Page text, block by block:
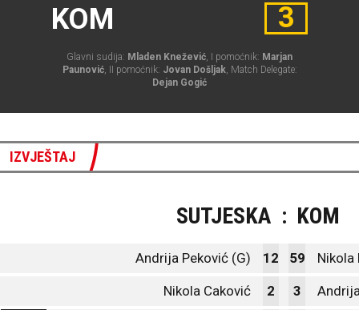
KOM
3
Glavni sudija: Mladen Knežević, I pomoćnik: Marjan
Paunović, II pomoćnik: Jovan Došljak, Match Delegate:
Dejan Gogić
IZVJEŠTAJ
SUTJESKA : KOM
Andrija Peković (G) 12 59 Nikola
Nikola Caković 2 3